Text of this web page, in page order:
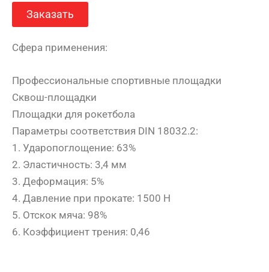
Заказать
Сфера применения:
Профессиональные спортивные площадки
Сквош-площадки
Площадки для рокетбола
Параметры соответствия DIN 18032.2:
1. Ударопоглощение: 63%
2. Эластичность: 3,4 мм
3. Деформация: 5%
4. Давление при прокате: 1500 Н
5. Отскок мяча: 98%
6. Коэффициент трения: 0,46